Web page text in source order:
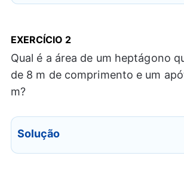
EXERCÍCIO 2
Qual é a área de um heptágono
de 8 m de comprimento e um
m?
Solução